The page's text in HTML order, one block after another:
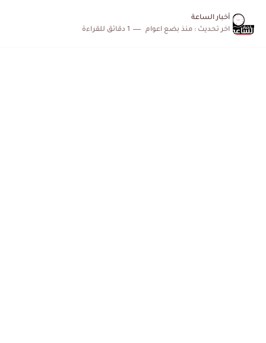
أخبار الساعة
اخر تحديث : منذ بضع اعوام 1 دقائق للقراءة